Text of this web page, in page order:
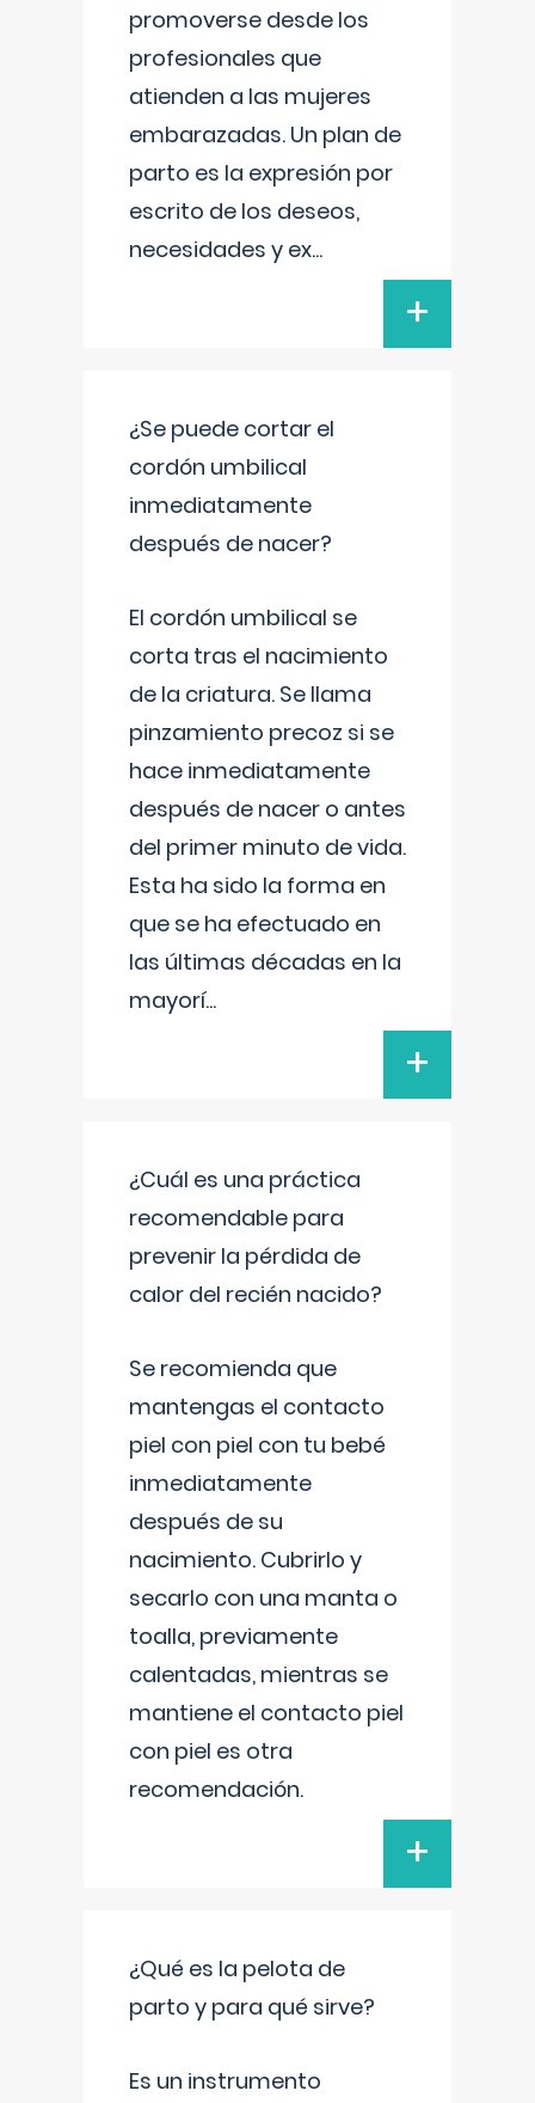
promoverse desde los
profesionales que
atienden a las mujeres
embarazadas. Un plan de
parto es la expresión por
escrito de los deseos,
necesidades y ex...
+
¿Se puede cortar el
cordón umbilical
inmediatamente
después de nacer?
El cordón umbilical se
corta tras el nacimiento
de la criatura. Se llama
pinzamiento precoz si se
hace inmediatamente
después de nacer o antes
del primer minuto de vida.
Esta ha sido la forma en
que se ha efectuado en
las últimas décadas en la
mayorí...
+
¿Cuál es una práctica
recomendable para
prevenir la pérdida de
calor del recién nacido?
Se recomienda que
mantengas el contacto
piel con piel con tu bebé
inmediatamente
después de su
nacimiento. Cubrirlo y
secarlo con una manta o
toalla, previamente
calentadas, mientras se
mantiene el contacto piel
con piel es otra
recomendación.
+
¿Qué es la pelota de
parto y para qué sirve?
Es un instrumento